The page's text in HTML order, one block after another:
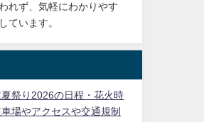
れず、気軽にわかりやす
ています。
祭り2026の日程・花火時
場やアクセスや交通規制